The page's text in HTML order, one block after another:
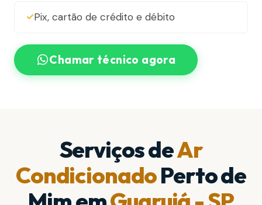
Pix, cartão de crédito e débito
Chamar técnico agora
Serviços deAr
CondicionadoPerto de